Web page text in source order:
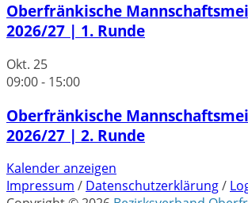
Oberfränkische
2026/27 | 1. Runde
Okt. 25
09:00- 15:00
Oberfränkische
2026/27 | 2. Runde
Kalender anzeigen
Impressum / Datenschutzerklärung/